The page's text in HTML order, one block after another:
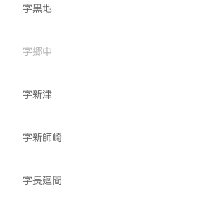
字黒地
字郷中
字新津
字新師崎
字長廻間